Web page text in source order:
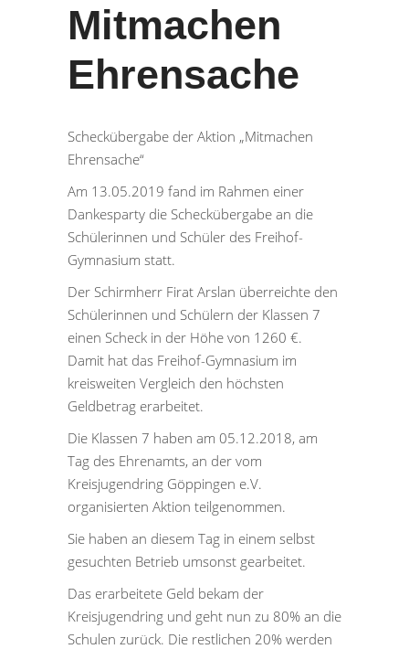
Mitmachen
Ehrensache
Scheckübergabe der Aktion „Mitmachen
Ehrensache“
Am 13.05.2019 fand im Rahmen einer
Dankesparty die Scheckübergabe an die
Schülerinnen und Schüler des Freihof-
Gymnasium statt.
Der Schirmherr Firat Arslan überreichte den
Schülerinnen und Schülern der Klassen 7
einen Scheck in der Höhe von 1260 €.
Damit hat das Freihof-Gymnasium im
kreisweiten Vergleich den höchsten
Geldbetrag erarbeitet.
Die Klassen 7 haben am 05.12.2018, am
Tag des Ehrenamts, an der vom
Kreisjugendring Göppingen e.V.
organisierten Aktion teilgenommen.
Sie haben an diesem Tag in einem selbst
gesuchten Betrieb umsonst gearbeitet.
Das erarbeitete Geld bekam der
Kreisjugendring und geht nun zu 80% an die
Schulen zurück. Die restlichen 20% werden